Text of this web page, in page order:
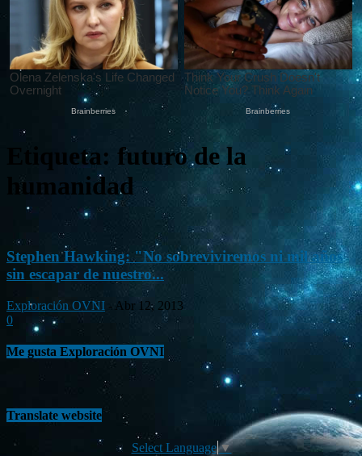
Etiqueta: futuro de la
humanidad
Stephen Hawking: "No sobreviviremos ni mil años
sin escapar de nuestro...
Exploración OVNI - Abr 12, 2013
0
Me gusta Exploración OVNI
Translate website
Select Language▼